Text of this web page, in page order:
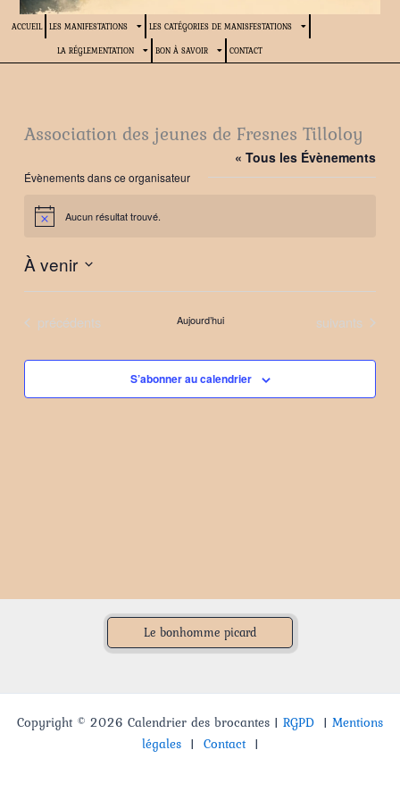
ACCUEIL LES MANIFESTATIONS LES CATÉGORIES DE MANISFESTATIONS
LA RÉGLEMENTATION BON À SAVOIR CONTACT
Association des jeunes de Fresnes Tilloloy
« Tous les Évènements
Évènements dans ce organisateur
Notice Aucun résultat trouvé.
À venir
Sélectionnez
date.Évènements
précédents Aujourd’hui Évènements
suivants
S’abonner au calendrier
Le bonhomme picard
Copyright © 2026 Calendrier des brocantes | RGPD | Mentions
légales| Contact|